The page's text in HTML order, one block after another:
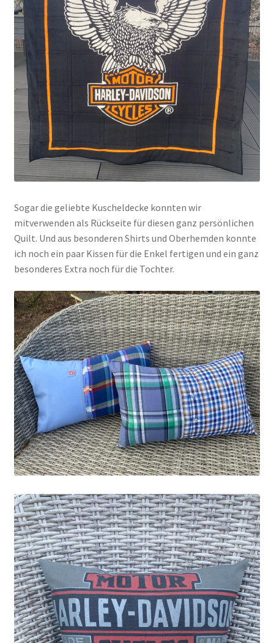
Sogar die geliebte Kuscheldecke konnten wir
mitverwenden als Rückseite für diesen ganz persönlichen
Quilt. Und aus besonderen Shirts und Oberhemden konnte
ich noch ein paar Kissen für die Enkel fertigen und ein ganz
besonderes Extra noch für die Tochter.